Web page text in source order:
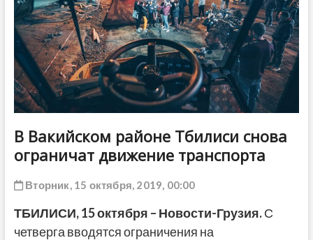
В Вакийском районе Тбилиси снова
ограничат движение транспорта
Вторник, 15 октября, 2019, 00:00
ТБИЛИСИ,15 октября – Новости-Грузия.С
четверга вводятся ограничения на